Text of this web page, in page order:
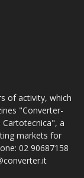
of activity, which
"Converter-
a
markets for
02 90687158